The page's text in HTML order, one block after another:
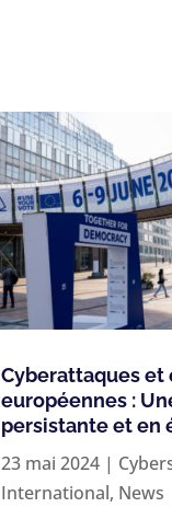
Cyberattaques et
européennes :
persistante et en
23 mai 2024|
International, News